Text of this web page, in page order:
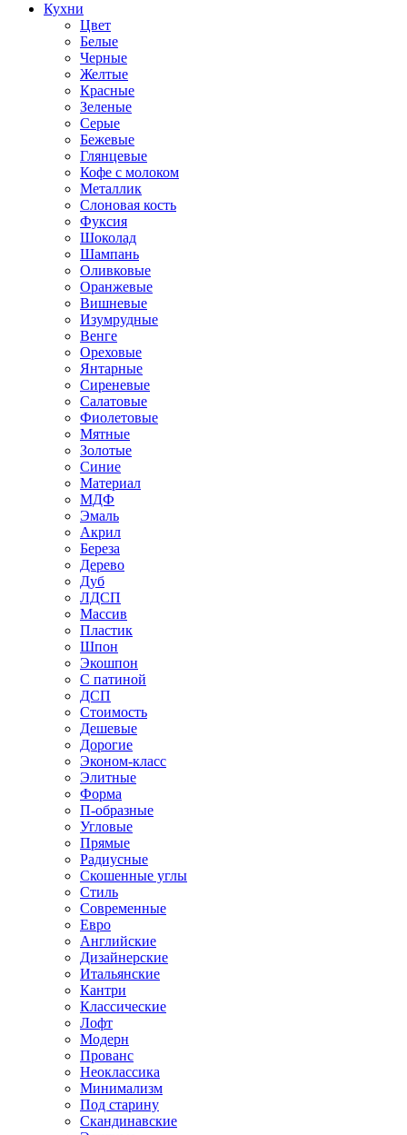
Кухни
Цвет
Белые
Черные
Желтые
Красные
Зеленые
Серые
Бежевые
Глянцевые
Кофе с молоком
Металлик
Слоновая кость
Фуксия
Шоколад
Шампань
Оливковые
Оранжевые
Вишневые
Изумрудные
Венге
Ореховые
Янтарные
Сиреневые
Салатовые
Фиолетовые
Мятные
Золотые
Синие
Материал
МДФ
Эмаль
Акрил
Береза
Дерево
Дуб
ЛДСП
Массив
Пластик
Шпон
Экошпон
С патиной
ДСП
Стоимость
Дешевые
Дорогие
Эконом-класс
Элитные
Форма
П-образные
Угловые
Прямые
Радиусные
Скошенные углы
Стиль
Современные
Евро
Английские
Дизайнерские
Итальянские
Кантри
Классические
Лофт
Модерн
Прованс
Неоклассика
Минимализм
Под старину
Скандинавские